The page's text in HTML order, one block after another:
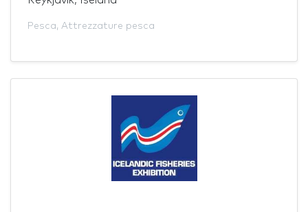
Pesca, Attrezzature pesca